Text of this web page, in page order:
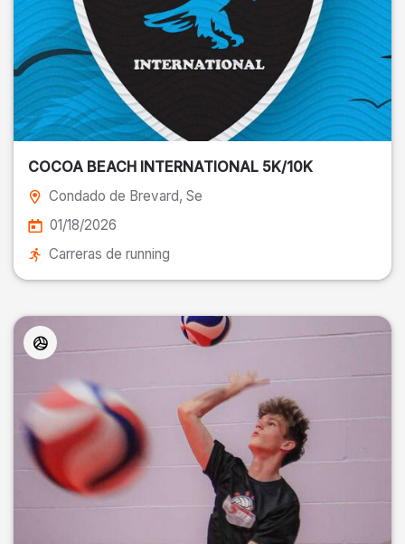
COCOA BEACH INTERNATIONAL 5K/10K
Condado de Brevard, Se
01/18/2026
Carreras de running